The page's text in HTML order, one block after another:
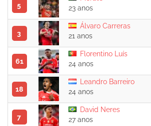
5
23 anos
3
Álvaro Carreras
21 anos
61
Florentino Luís
24 anos
18
Leandro Barreiro
24 anos
7
David Neres
27 anos